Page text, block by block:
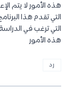
هذه الأمور لا يتم
التي تقدم هذا
التي ترغب في
هذه الأمور
رد